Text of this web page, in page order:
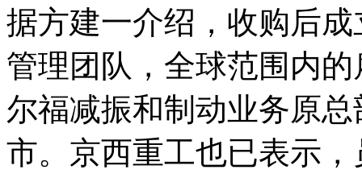
据方建一介绍，收购后
管理团队，全球范围内
尔福减振和制动业务原
市。京西重工也已表示